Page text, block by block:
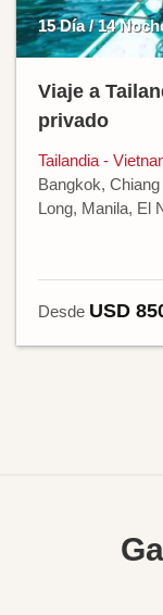
15 Día / 14
Viaje a
privado
Tailandia -
Bangkok,
Long, Manila, El
Desde USD